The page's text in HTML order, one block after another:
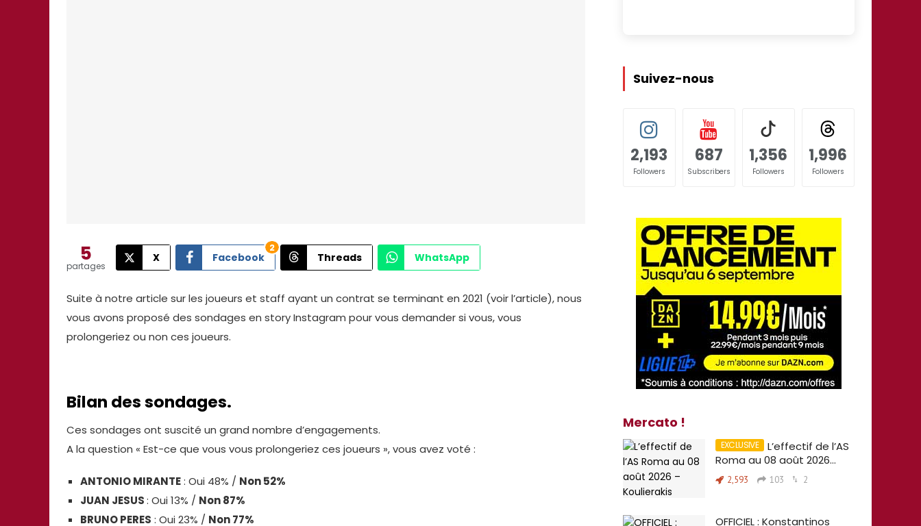
5
partages
X Facebook
2
Threads WhatsApp
Suite à notre article sur les joueurs et staff ayant un contrat se terminant en 2021 (voir l’article), nous
vous avons proposé des sondages en story Instagram pour vous demander si vous, vous
prolongeriez ou non ces joueurs.
Bilan des sondages.
Ces sondages ont suscité un grand nombre d’engagements.
A la question « Est-ce que vous vous prolongeriez ces joueurs », vous avez voté :
ANTONIO MIRANTE: Oui 48% / Non 52%
JUAN JESUS: Oui 13% / Non 87%
BRUNO PERES : Oui 23% / Non 77%
Suivez-nous
2,193
Followers
687
Subscribers
1,356
Followers
1,996
Followers
Mercato !
L’effectif de l’AS
Roma au 08 août 2026…
2,593 103 2
OFFICIEL : Konstantinos